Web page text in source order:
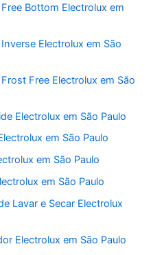
Bottom Electrolux em
Electrolux em São
Free Electrolux em São
Electrolux em São Paulo
em São Paulo
em São Paulo
em São Paulo
Lavar e Secar Electrolux
Electrolux em São Paulo